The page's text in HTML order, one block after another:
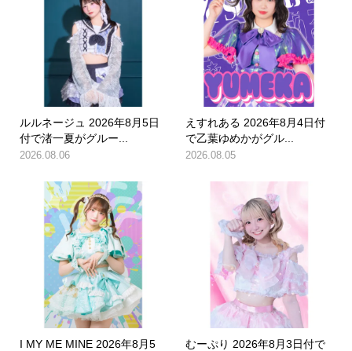
ルルネージュ 2026年8月5日
付で渚一夏がグルー...
2026.08.06
えすれある 2026年8月4日付
で乙葉ゆめかがグル...
2026.08.05
I MY ME MINE 2026年8月5
むーぷり 2026年8月3日付で